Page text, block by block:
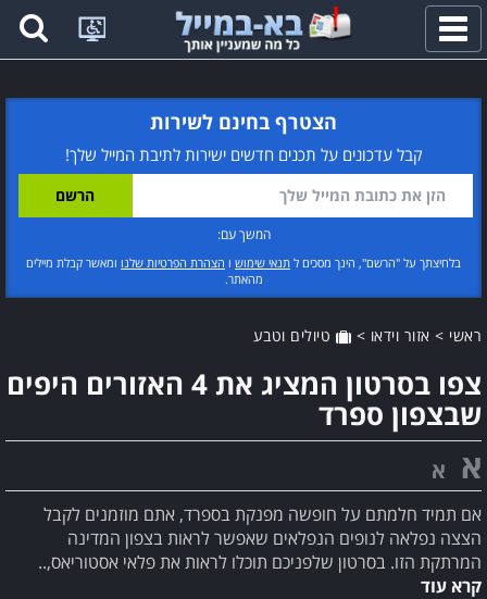
פתח
תפריט
הצטרף בחינם לשירות
קבל עדכונים על תכנים חדשים ישירות לתיבת המייל שלך!
המשך עם:
בלחיצתך על "הרשם", הינך מסכים ל תנאי שימוש ו הצהרת הפרטיות שלנו ומאשר קבלת מיילים
מהאתר.
ראשי > אזור וידאו > טיולים וטבע
צפו בסרטון המציג את 4 האזורים היפים
שבצפון ספרד
א א
אם תמיד חלמתם על חופשה מפנקת בספרד, אתם מוזמנים לקבל
הצצה נפלאה לנופים הנפלאים שאפשר לראות בצפון המדינה
המרתקת הזו. בסרטון שלפניכם תוכלו לראות את פלאי אסטוריאס,..
קרא עוד